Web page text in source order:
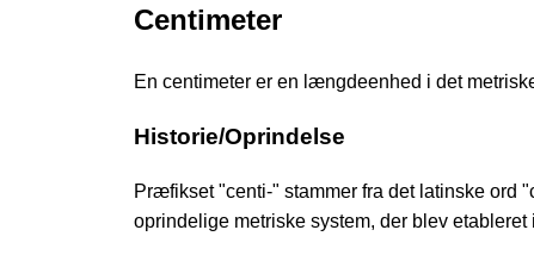
Centimeter
En centimeter er en længdeenhed i det
Historie/Oprindelse
Præfikset "centi-" stammer fra det latinske ord
oprindelige metriske system, der blev etableret